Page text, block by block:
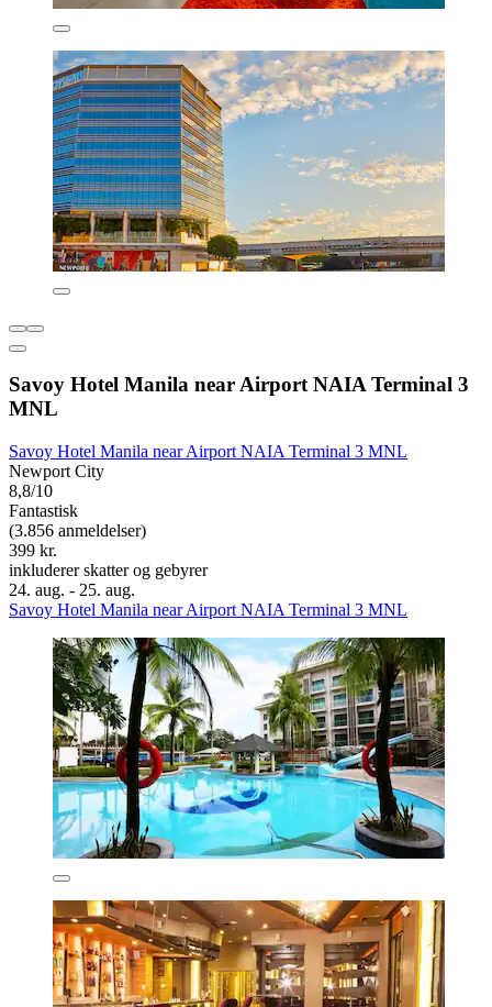
Savoy Hotel Manila near Airport NAIA Terminal 3
MNL
Savoy Hotel Manila near Airport NAIA Terminal 3 MNL
Newport City
8,8/10
Fantastisk
(3.856 anmeldelser)
399 kr.
inkluderer skatter og gebyrer
24. aug. - 25. aug.
Savoy Hotel Manila near Airport NAIA Terminal 3 MNL